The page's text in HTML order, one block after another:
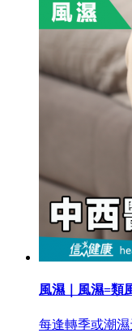
風濕｜風濕=類
每逢轉季或潮